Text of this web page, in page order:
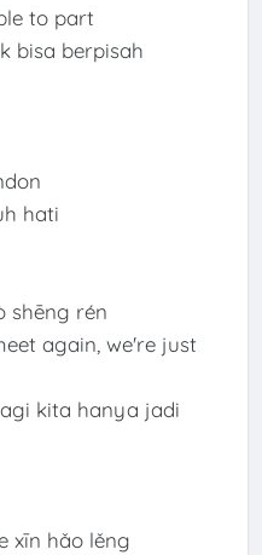
to part
bisa berpisah
hati
shēng rén
again, we're just
kita hanya jadi
xīn hǎo lěng